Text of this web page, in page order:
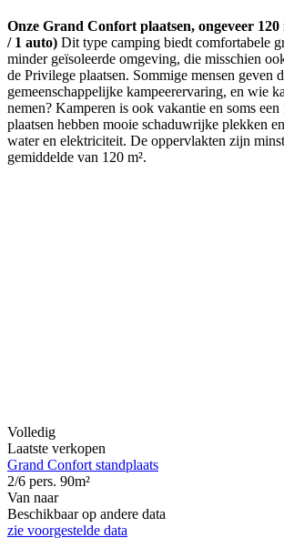
Onze Grand Confort plaatsen, ongeveer 120
/ 1 auto) Dit type camping biedt comfortabele
minder geïsoleerde omgeving, die misschien
de Privilege plaatsen. Sommige mensen geven
gemeenschappelijke kampeerervaring, en wie
nemen? Kamperen is ook vakantie en soms
plaatsen hebben mooie schaduwrijke plekken
water en elektriciteit. De oppervlakten zijn
gemiddelde van 120 m².
Volledig
Laatste verkopen
Grand Confort standplaats
2/6 pers. 90m²
Van naar
Beschikbaar op andere data
zie voorgestelde data